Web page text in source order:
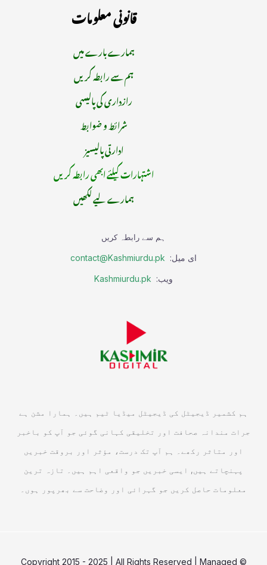
قانونی معلومات
ہمارے بارے میں
ہم سے رابطہ کریں
رازداری کی پالیسی
شرائط و ضوابط
ادارتی پالیسیز
اشتہارات کیلئے ابھی رابطہ کریں
ہمارے لیے لکھیں
ہم سے رابطہ کریں
ای میل: contact@Kashmiurdu.pk
ویب: Kashmiurdu.pk
ہم کشمیر ڈیجیٹل کی ڈیجیٹل میڈیا ٹیم ہیں۔ ہمارا مشن ہے
جرات مندانہ صحافت اور تخلیقی کہانی گوئی جو آپ کو باخبر
اور متاثر رکھے۔ ہم آپ تک درست، مؤثر اور بروقت خبریں
پہنچاتے ہیں, ایسی خبریں جو واقعی اہم ہیں۔ تازہ ترین
معلومات حاصل کریں جو گہرائی اور وضاحت سے بھرپور ہوں۔
© Copyright 2015 - 2025 | All Rights Reserved | Managed